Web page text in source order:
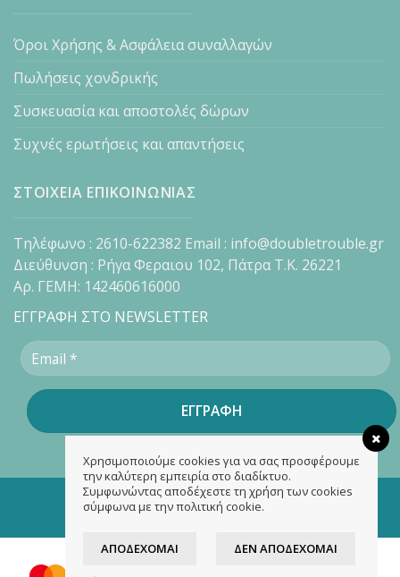
Όροι Χρήσης & Ασφάλεια συναλλαγών
Πωλήσεις χονδρικής
Συσκευασία και αποστολές δώρων
Συχνές ερωτήσεις και απαντήσεις
ΣΤΟΙΧΕΙΑ ΕΠΙΚΟΙΝΩΝΙΑΣ
Τηλέφωνο : 2610-622382 Email : info@doubletrouble.gr
Διεύθυνση : Ρήγα Φεραιου 102, Πάτρα Τ.Κ. 26221
Αρ. ΓΕΜΗ: 142460616000
ΕΓΓΡΑΦΗ ΣΤΟ NEWSLETTER
Copyright 2026 ©doubletrouble.gr
Designed & developed by
Χρησιμοποιούμε cookies για να σας προσφέρουμε
την καλύτερη εμπειρία στο διαδίκτυο.
Συμφωνώντας αποδέχεστε τη χρήση των cookies
σύμφωνα με την πολιτική cookie.
ΑΠΟΔΈΧΟΜΑΙ ΔΕΝ ΑΠΟΔΈΧΟΜΑΙ